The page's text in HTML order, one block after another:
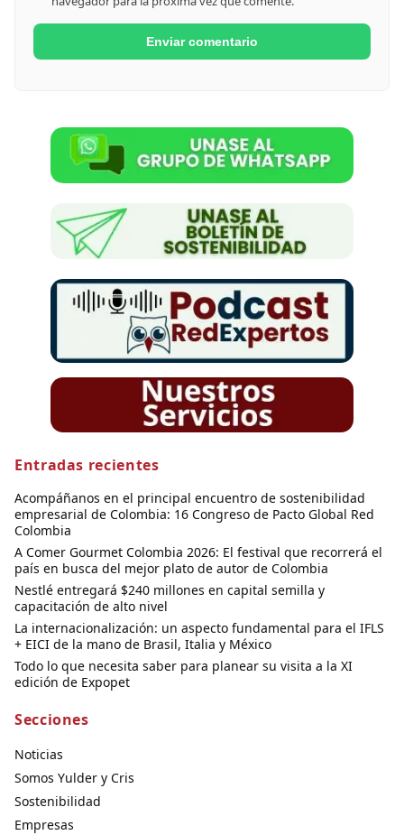
Entradas recientes
Acompáñanos en el principal encuentro de sostenibilidad
empresarial de Colombia: 16 Congreso de Pacto Global Red
Colombia
A Comer Gourmet Colombia 2026: El festival que recorrerá el
país en busca del mejor plato de autor de Colombia
Nestlé entregará $240 millones en capital semilla y
capacitación de alto nivel
La internacionalización: un aspecto fundamental para el IFLS
+ EICI de la mano de Brasil, Italia y México
Todo lo que necesita saber para planear su visita a la XI
edición de Expopet
Secciones
Noticias
Somos Yulder y Cris
Sostenibilidad
Empresas